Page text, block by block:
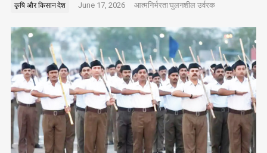
कृषि और किसानदेश June 17, 2026 आत्मनिर्भरताघुलनशील उर्वरक